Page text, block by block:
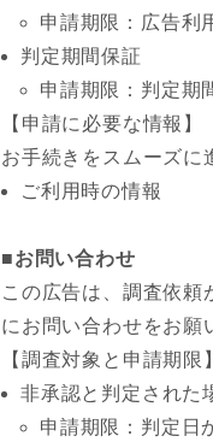
申請期限：広告利
判定期間保証
申請期限：判定期
【申請に必要な情報】
お手続きをスムーズに
ご利用時の情報
■お問い合わせ
この広告は、調査依
にお問い合わせをお願
【調査対象と申請期限】
非承認と判定された
申請期限：判定日